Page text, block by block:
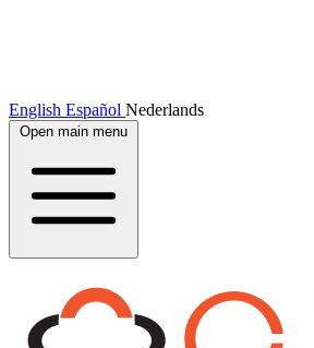
English Español Nederlands
Open main menu